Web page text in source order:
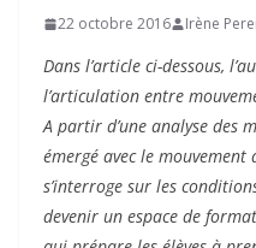
22 octobre 2016 Irène
Dans l’article ci-dessous,
l’articulation entre
A partir d’une analyse des
émergé avec le
s’interroge sur les
devenir un espace de